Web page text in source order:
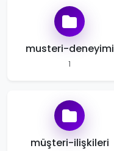
musteri-deneyimi
1
müşteri-ilişkileri